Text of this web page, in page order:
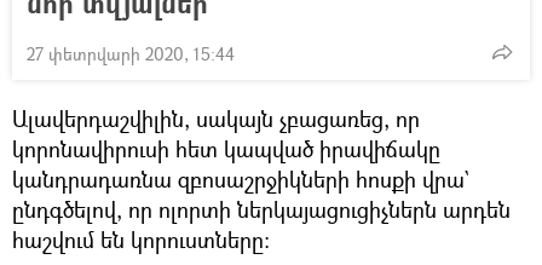
27 փետրվարի 2020, 15:44
Ալավերդաշվիլին, սակայն չբացառեց, որ
կորոնավիրուսի հետ կապված իրավիճակը
կանդրադառնա զբոսաշրջիկների հոսքի վրա`
ընդգծելով, որ ոլորտի ներկայացուցիչներն արդեն
հաշվում են կորուստները։